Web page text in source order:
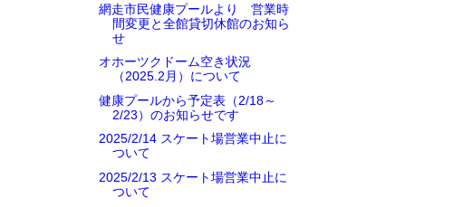
網走市民健康プールより 営業時
間変更と全館貸切休館のお知ら
せ
オホーツクドーム空き状況
（2025.2月）について
健康プールから予定表（2/18～
2/23）のお知らせです
2025/2/14 スケート場営業中止に
ついて
2025/2/13 スケート場営業中止に
ついて